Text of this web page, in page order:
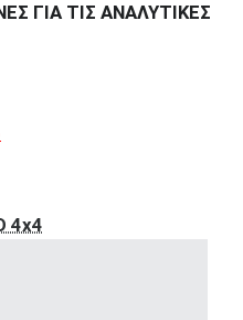
ΓΙΑ ΤΙΣ ΑΝΑΛΥΤΙΚΕΣ
4x4